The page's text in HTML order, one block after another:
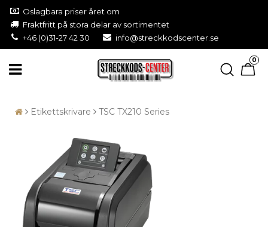
Oslagbara priser året om
Fraktfritt på stora delar av sortimentet
+46 (0)31-27 42 30
info@streckkodscenter.se
0
Etikettskrivare TSC TX210 Series